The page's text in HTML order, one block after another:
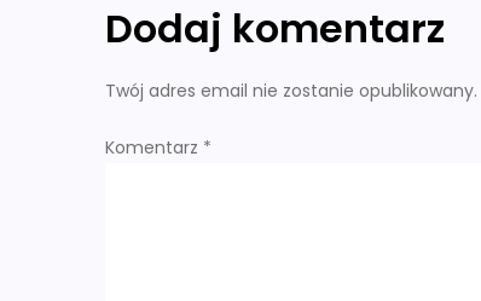
i
g
a
Dodaj komentarz
Twój adres email nie zostanie opublikowany.
Komentarz *